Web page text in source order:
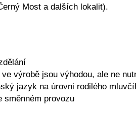
Most a dalších lokalit).
výrobě jsou výhodou, ale ne
jazyk na úrovni rodilého
směnném provozu